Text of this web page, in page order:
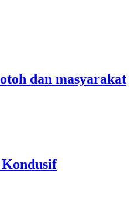
dan masyarakat